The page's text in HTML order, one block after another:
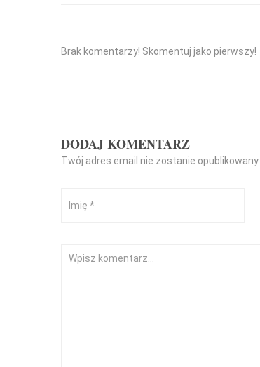
Brak komentarzy! Skomentuj jako pierwszy!
DODAJ KOMENTARZ
Twój adres email nie zostanie opublikowany.